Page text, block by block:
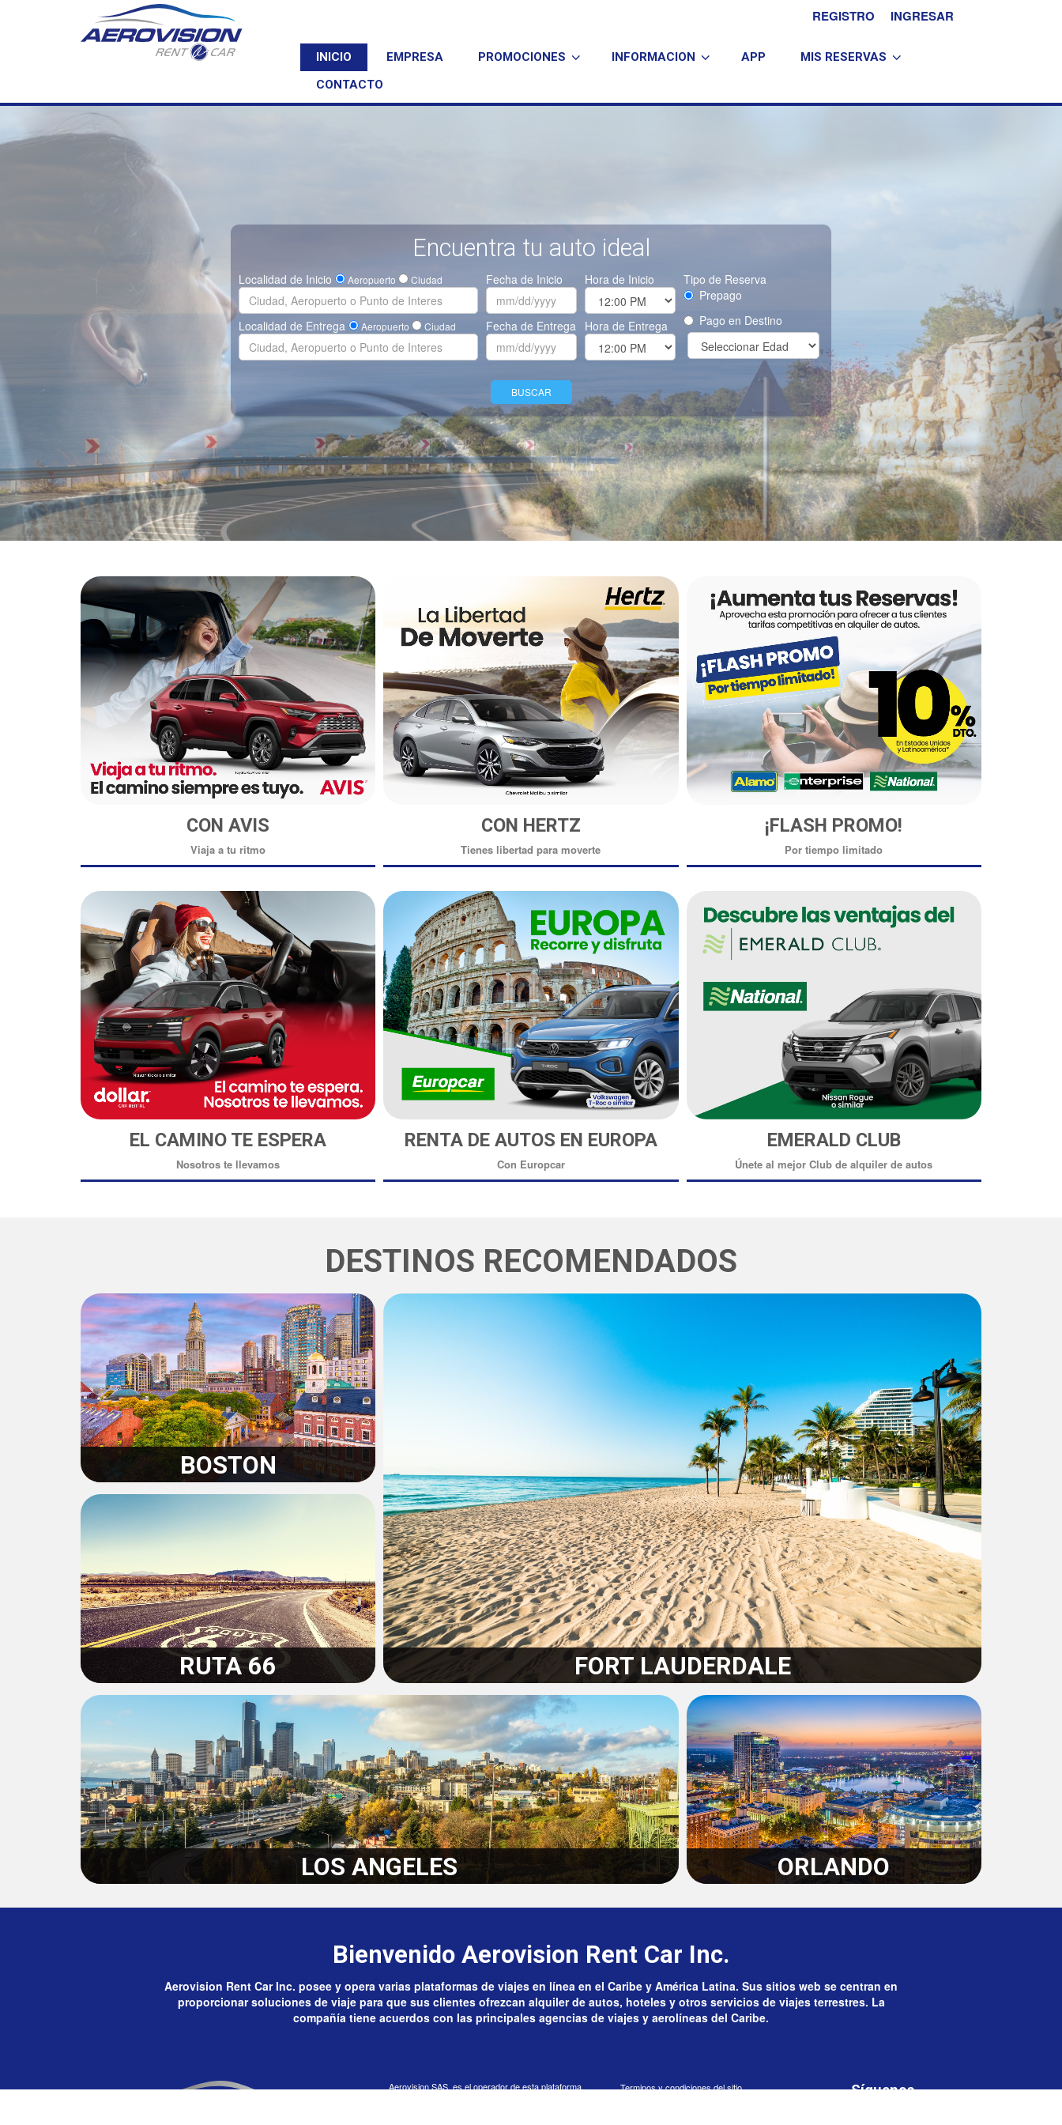
REGISTRO INGRESAR
INICIO EMPRESA PROMOCIONES INFORMACION APP
MIS RESERVAS
CONTACTO
Encuentra tu auto ideal
Localidad de Inicio Aeropuerto Ciudad
Localidad de Entrega Aeropuerto Ciudad
Fecha de Inicio Hora de Inicio
Fecha de Entrega Hora de Entrega
Tipo de Reserva
Prepago
Pago en Destino
CON AVIS
Viaja a tu ritmo
CON HERTZ
Tienes libertad para moverte
¡FLASH PROMO!
Por tiempo limitado
EL CAMINO TE ESPERA
Nosotros te llevamos
RENTA DE AUTOS EN EUROPA
Con Europcar
EMERALD CLUB
Únete al mejor Club de alquiler de autos
DESTINOS RECOMENDADOS
BOSTON
MASSACHUSETTS
RUTA 66 FORT LAUDERDALE
LOS ANGELES ORLANDO
Bienvenido Aerovision Rent Car Inc.
Aerovision Rent Car Inc. posee y opera varias plataformas de viajes en línea en el Caribe y América Latina. Sus sitios web se centran en
proporcionar soluciones de viaje para que sus clientes ofrezcan alquiler de autos, hoteles y otros servicios de viajes terrestres. La
compañía tiene acuerdos con las principales agencias de viajes y aerolíneas del Caribe.
Aerovision SAS, es el operador de esta plataforma.
Terminos y condiciones del sitio
Síguenos